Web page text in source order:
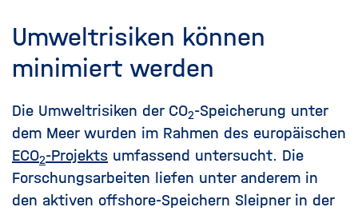
Umweltrisiken können
minimiert werden
Die Umweltrisiken der CO2-Speicherung unter
dem Meer wurden im Rahmen des europäischen
ECO2-Projekts umfassend untersucht. Die
Forschungsarbeiten liefen unter anderem in
den aktiven offshore-Speichern Sleipner in der